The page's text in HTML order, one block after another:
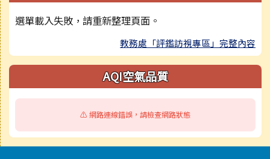
選單載入失敗，請重新整理頁面。
教務處「評鑑訪視專區」完整內容
AQI空氣品質
⚠️ 網路連線錯誤，請檢查網路狀態